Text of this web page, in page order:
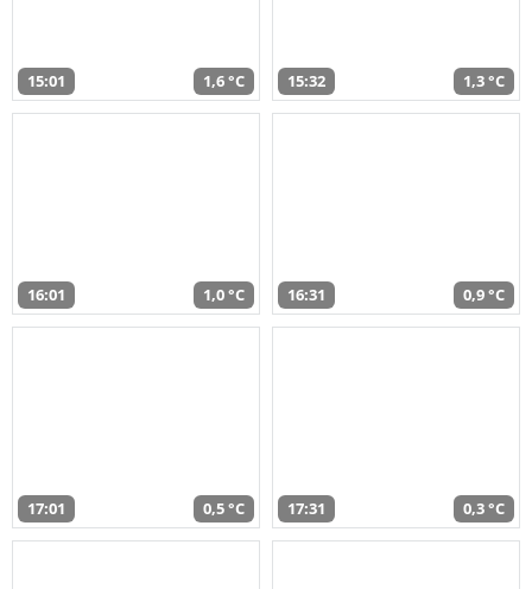
15:01 1,6 °C 15:32 1,3 °C
16:01 1,0 °C 16:31 0,9 °C
17:01 0,5 °C 17:31 0,3 °C